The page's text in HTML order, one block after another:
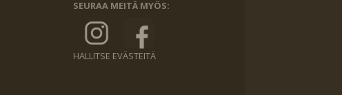
SEURAA MEITÄ MYÖS:
HALLITSE EVÄSTEITÄ